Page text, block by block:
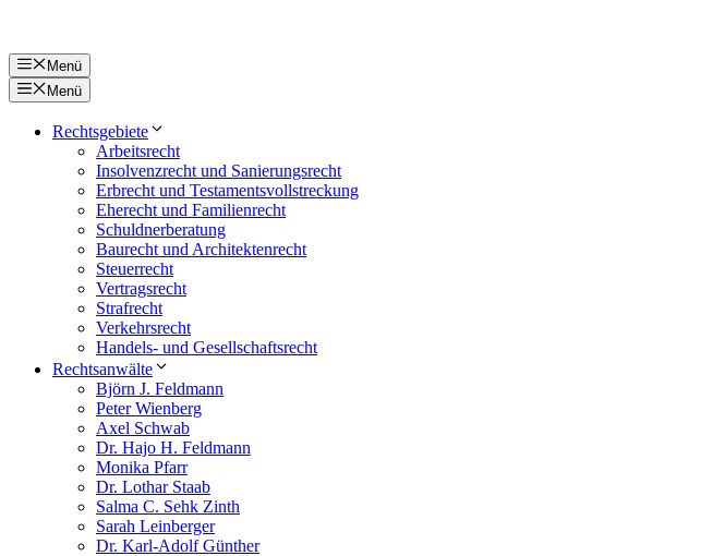
springen
Menü
Menü
Rechtsgebiete
Arbeitsrecht
Insolvenzrecht und Sanierungsrecht
Erbrecht und Testamentsvollstreckung
Eherecht und Familienrecht
Schuldnerberatung
Baurecht und Architektenrecht
Steuerrecht
Vertragsrecht
Strafrecht
Verkehrsrecht
Handels- und Gesellschaftsrecht
Rechtsanwälte
Björn J. Feldmann
Peter Wienberg
Axel Schwab
Dr. Hajo H. Feldmann
Monika Pfarr
Dr. Lothar Staab
Salma C. Sehk Zinth
Sarah Leinberger
Dr. Karl-Adolf Günther